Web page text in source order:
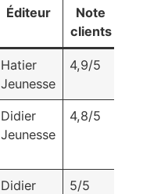
Éditeur
Note
clients
Hatier
Jeunesse
4,9/5
Didier
Jeunesse
4,8/5
Didier
5/5